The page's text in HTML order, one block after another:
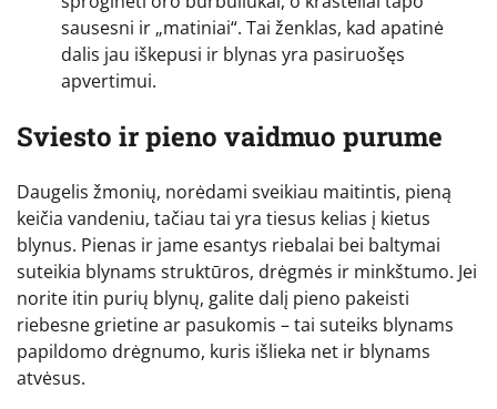
sausesni ir „matiniai“. Tai ženklas, kad apatinė
dalis jau iškepusi ir blynas yra pasiruošęs
apvertimui.
Sviesto ir pieno vaidmuo purume
Daugelis žmonių, norėdami sveikiau maitintis, pieną
keičia vandeniu, tačiau tai yra tiesus kelias į kietus
blynus. Pienas ir jame esantys riebalai bei baltymai
suteikia blynams struktūros, drėgmės ir minkštumo. Jei
norite itin purių blynų, galite dalį pieno pakeisti
riebesne grietine ar pasukomis – tai suteiks blynams
papildomo drėgnumo, kuris išlieka net ir blynams
atvėsus.